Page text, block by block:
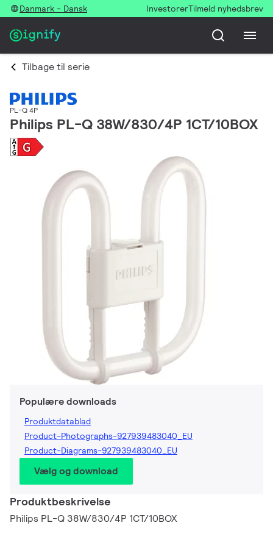
Danmark - Dansk InvestorerTilmeld nyhedsbrev
Tilbage til serie
PL-Q 4P
Philips PL-Q 38W/830/4P 1CT/10BOX
Populære downloads
Produktdatablad
Product-Photographs-927939483040_EU
Product-Diagrams-927939483040_EU
Vælg og download
Produktbeskrivelse
Philips PL-Q 38W/830/4P 1CT/10BOX